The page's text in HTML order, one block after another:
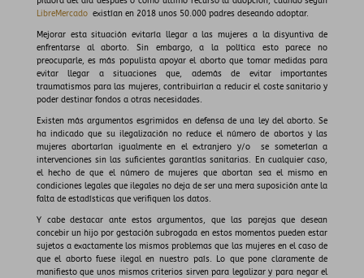
LibreMercadoexistían en 2018 unos 50.000 padres deseando adoptar.
Mejorar esta situación evitaría llegar a las mujeres a la disyuntiva de
enfrentarse al aborto. Sin embargo, a la política esto parece no
preocuparle, es más populista apoyar el aborto que tomar medidas para
evitar llegar a situaciones que, además de evitar importantes
traumatismos para las mujeres, contribuirían a reducir el coste sanitario y
poder destinar fondos a otras necesidades.
Existen más argumentos esgrimidos en defensa de una ley del aborto. Se
ha indicado que su ilegalización no reduce el número de abortos y las
mujeres abortarían igualmente en el extranjero y/o se someterían a
intervenciones sin las suficientes garantías sanitarias. En cualquier caso,
el hecho de que el número de mujeres que abortan sea el mismo en
condiciones legales que ilegales no deja de ser una mera suposición ante la
falta de estadísticas que verifiquen los datos.
Y cabe destacar ante estos argumentos, que las parejas que desean
concebir un hijo por gestación subrogada en estos momentos pueden estar
sujetos a exactamente los mismos problemas que las mujeres en el caso de
que el aborto fuese ilegal en nuestro país. Lo que pone claramente de
manifiesto que unos mismos criterios sirven para legalizar y para negar el